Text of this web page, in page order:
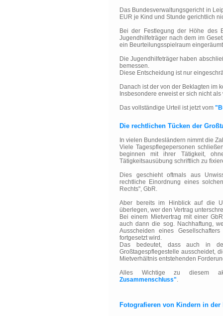
Das Bundesverwaltungsgericht in
EUR je Kind und Stunde gerichtlich
Bei der Festlegung der Höhe des
Jugendhilfeträger nach dem im
ein Beurteilungsspielraum
Die Jugendhilfeträger haben
bemessen.
Diese Entscheidung ist nur
Danach ist der von der Beklagten im
Insbesondere erweist er sich nicht
Das vollständige Urteil ist jetzt vom
Die rechtlichen Tücken der
In vielen Bundesländern nimmt die
Viele Tagespflegepersonen
beginnen mit ihrer Tätigkeit,
Tätigkeitsausübung schriftlich zu
Dies geschieht oftmals aus
rechtliche Einordnung eines
Rechts", GbR.
Aber bereits im Hinblick auf die
überlegen, wer den Vertrag
Bei einem Mietvertrag mit einer
auch dann die sog. Nachhaftung,
Ausscheiden eines
fortgesetzt wird.
Das bedeutet, dass auch in
Großtagespflegestelle ausscheidet,
Mietverhältnis entstehenden
Alles Wichtige zu diesem
Zusammenschluss".
Fotografieren von Kindern in der